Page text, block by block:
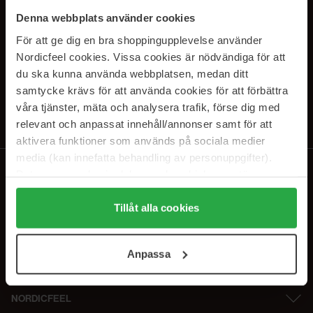
Denna webbplats använder cookies
För att ge dig en bra shoppingupplevelse använder
Nordicfeel cookies. Vissa cookies är nödvändiga för att
du ska kunna använda webbplatsen, medan ditt
samtycke krävs för att använda cookies för att förbättra
våra tjänster, mäta och analysera trafik, förse dig med
relevant och anpassat innehåll/annonser samt för att
aktivera funktioner som används på sociala medier
media (kan innefatta behandling av personuppgifter).
Genom att trycka på "Tillåt alla cookies" accepterar du
alla cookies, medan du under "Detaljer" kan anpassa
användningen av cookies. Du kan när som helst återkalla
samt vår Integritetspolicy.
Tillåt alla cookies
Anpassa
PRENUMERERA PÅ VÅRA
NYHETSBREV
E-postadress
Genom att prenumerera accepterar du vårIntegritetspolicy.
NORDICFEEL